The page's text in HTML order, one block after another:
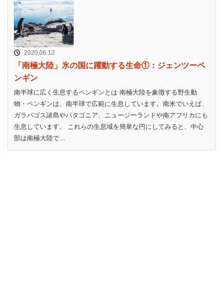
2020.06.12
「南極大陸」氷の国に躍動する生命①：ジェンツーペ
ンギン
南半球に広く生息するペンギンとは 南極大陸を象徴する野生動
物・ペンギンは、南半球で広範に生息しています。南米でいえば、
ガラパゴス諸島やパタゴニア、ニュージーランドや南アフリカにも
生息しています。 これらの生息域を簡単な円にしてみると、中心
部は南極大陸で...